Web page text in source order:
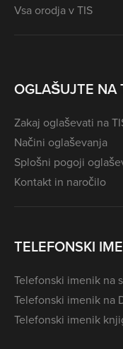
Vsa orodja v TIS
OGLAŠUJTE NA
Zakaj oglaševati na
Načini oglaševanja
Splošni pogoji
Kontakt in naročilo
TELEFONSKI
Telefonski imenik na
Telefonski imenik na
Telefonski imenik